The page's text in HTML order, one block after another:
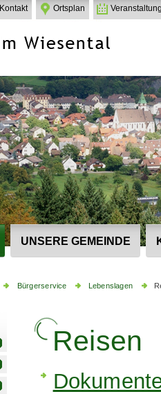
Kontakt Ortsplan
UNSERE GEMEINDE
Bürgerservice Lebenslagen
Reisen